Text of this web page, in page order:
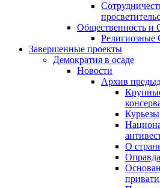
Общественность
Завершенные проекты
Демократия в осаде
Новости
Архив
Курьезы
О